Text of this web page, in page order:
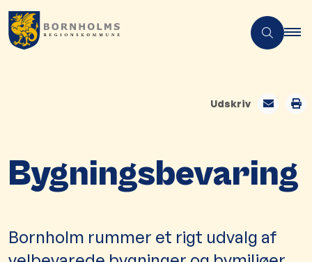
Udskriv
Bygningsbevaring
Bornholm rummer et rigt udvalg af